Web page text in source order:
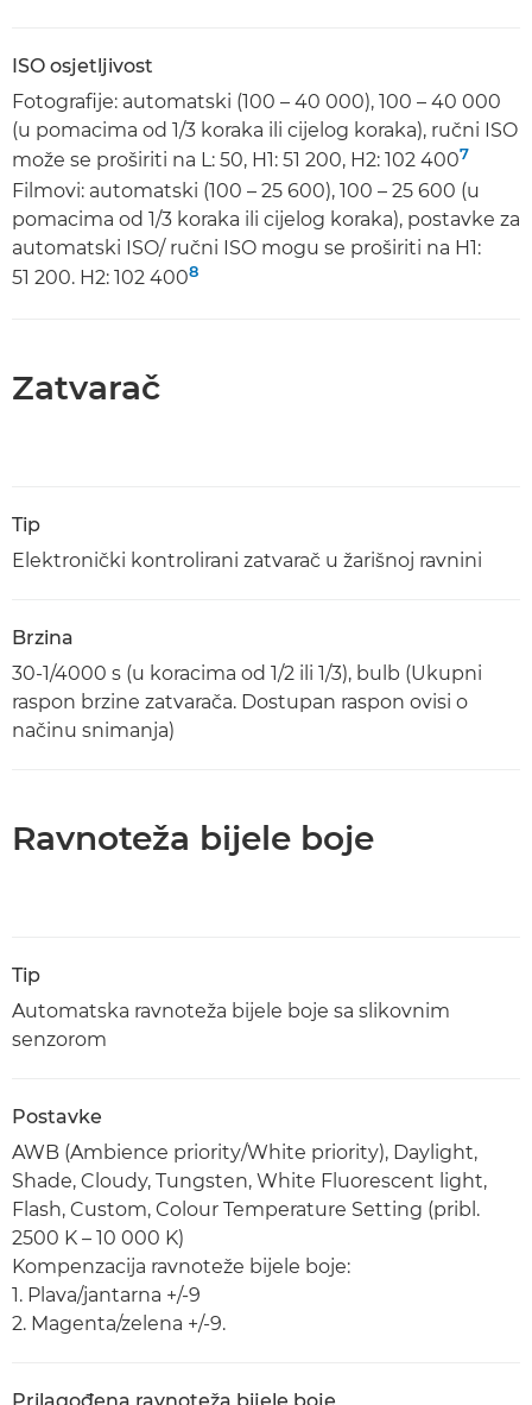
ISO osjetljivost
Fotografije: automatski (100 – 40 000), 100 – 40 000
(u pomacima od 1/3 koraka ili cijelog koraka), ručni ISO
može se proširiti na L: 50, H1: 51 200, H2: 102 4007
Filmovi: automatski (100 – 25 600), 100 – 25 600 (u
pomacima od 1/3 koraka ili cijelog koraka), postavke za
automatski ISO/ ručni ISO mogu se proširiti na H1:
51 200. H2: 102 4008
Zatvarač
Tip
Elektronički kontrolirani zatvarač u žarišnoj ravnini
Brzina
30-1/4000 s (u koracima od 1/2 ili 1/3), bulb (Ukupni
raspon brzine zatvarača. Dostupan raspon ovisi o
načinu snimanja)
Ravnoteža bijele boje
Tip
Automatska ravnoteža bijele boje sa slikovnim
senzorom
Postavke
AWB (Ambience priority/White priority), Daylight,
Shade, Cloudy, Tungsten, White Fluorescent light,
Flash, Custom, Colour Temperature Setting (pribl.
2500 K – 10 000 K)
Kompenzacija ravnoteže bijele boje:
1. Plava/jantarna +/-9
2. Magenta/zelena +/-9.